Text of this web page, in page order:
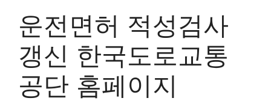
운전면허 적성검사
갱신 한국도로교통
공단 홈페이지